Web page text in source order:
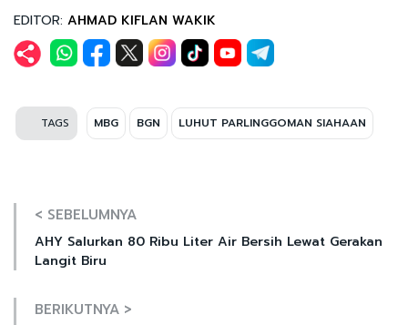
EDITOR: AHMAD KIFLAN WAKIK
TAGS MBG BGN LUHUT PARLINGGOMAN SIAHAAN
< SEBELUMNYA
AHY Salurkan 80 Ribu Liter Air Bersih Lewat Gerakan
Langit Biru
BERIKUTNYA >